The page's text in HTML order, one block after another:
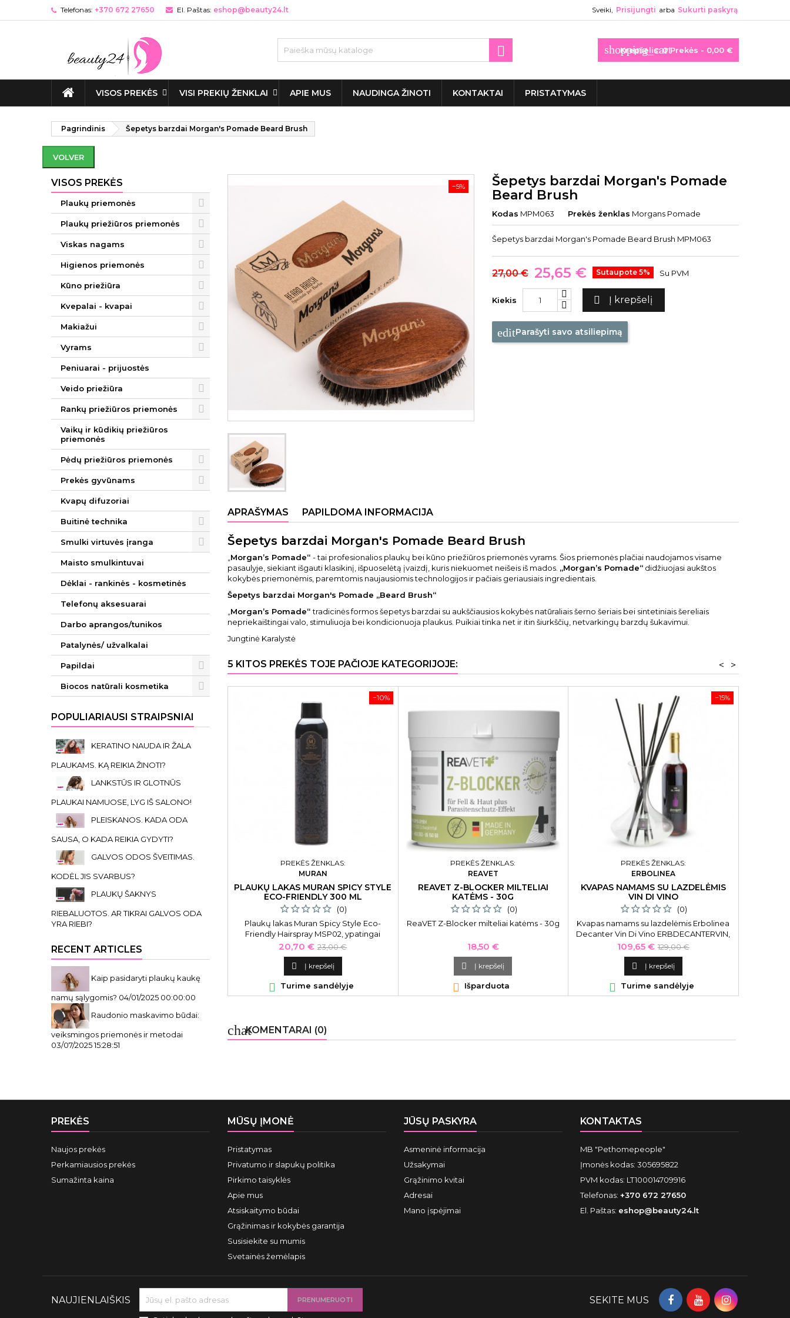
Telefonas: +370 672 27650 El. Paštas: eshop@beauty24.lt Sveiki, Prisijungti arba Sukurti paskyrą
shopping_cart
Krepšelis: 0Prekės - 0,00 €

VISOS PREKĖS VISI PREKIŲ ŽENKLAI APIE MUS NAUDINGA ŽINOTI KONTAKTAI PRISTATYMAS
Pagrindinis Šepetys barzdai Morgan's Pomade Beard Brush
VOLVER
VISOS PREKĖS
Plaukų priemonės
Plaukų priežiūros priemonės
Viskas nagams
Higienos priemonės
Kūno priežiūra
Kvepalai - kvapai
Makiažui
Vyrams
Peniuarai - prijuostės
Veido priežiūra
Rankų priežiūros priemonės
Vaikų ir kūdikių priežiūros
priemonės
Pėdų priežiūros priemonės
Prekės gyvūnams
Kvapų difuzoriai
Buitinė technika
Smulki virtuvės įranga
Maisto smulkintuvai
Dėklai - rankinės - kosmetinės
Telefonų aksesuarai
Darbo aprangos/tunikos
Patalynės/ užvalkalai
Papildai
Biocos natūrali kosmetika
POPULIARIAUSI STRAIPSNIAI
KERATINO NAUDA IR ŽALA
PLAUKAMS. KĄ REIKIA ŽINOTI?
LANKSTŪS IR GLOTNŪS
PLAUKAI NAMUOSE, LYG IŠ SALONO!
PLEISKANOS. KADA ODA
SAUSA, O KADA REIKIA GYDYTI?
GALVOS ODOS ŠVEITIMAS.
KODĖL JIS SVARBUS?
PLAUKŲ ŠAKNYS
RIEBALUOTOS. AR TIKRAI GALVOS ODA
YRA RIEBI?
RECENT ARTICLES
Kaip pasidaryti plaukų kaukę
namų sąlygomis? 04/01/2025 00:00:00
Raudonio maskavimo būdai:
veiksmingos priemonės ir metodai
03/07/2025 15:28:51
−5%
Šepetys barzdai Morgan's Pomade
Beard Brush
Kodas MPM063 Prekės ženklas Morgans Pomade
Šepetys barzdai Morgan's Pomade Beard Brush MPM063
27,00 € 25,65 € Sutaupote 5% Su PVM
Kiekis  Į krepšelį
editParašyti savo atsiliepimą
APRAŠYMAS PAPILDOMA INFORMACIJA
Šepetys barzdai Morgan's Pomade Beard Brush
Morgan’s Pomade“ - tai profesionalios plaukų bei kūno priežiūros priemonės vyrams. Šios priemonės plačiai naudojamos visame
pasaulyje, siekiant išgauti klasikinį, išpuoselėtą įvaizdį, kuris niekuomet neišeis iš mados. „Morgan’s Pomade“ didžiuojasi aukštos
kokybės priemonėmis, paremtomis naujausiomis technologijos ir pačiais geriausiais ingredientais.
Šepetys barzdai Morgan's Pomade „Beard Brush“
Morgan’s Pomade“tradicinės formos šepetys barzdai su aukščiausios kokybės natūraliais šerno šeriais bei sintetiniais šereliais
nepriekaištingai valo, stimuliuoja bei kondicionuoja plaukus. Puikiai tinka net ir itin šiurkščių, netvarkingų barzdų šukavimui.
Jungtinė Karalystė
5 KITOS PREKĖS TOJE PAČIOJE KATEGORIJOJE: >
<
−10%
PREKĖS ŽENKLAS:
MURAN
PLAUKŲ LAKAS MURAN SPICY STYLE
ECO-FRIENDLY 300 ML
(0)
Plaukų lakas Muran Spicy Style Eco-
Friendly Hairspray MSP02, ypatingai
stiprios fiksacijos, 300 ml
Kaina
20,70 € Bazinė
kaina
23,00 €
 Į krepšelį
 Turime sandėlyje
PREKĖS ŽENKLAS:
REAVET
REAVET Z-BLOCKER MILTELIAI
KATĖMS - 30G
(0)
ReaVET Z-Blocker milteliai katėms - 30g
Kaina
18,50 €
 Į krepšelį
 Išparduota
−15%
PREKĖS ŽENKLAS:
ERBOLINEA
KVAPAS NAMAMS SU LAZDELĖMIS
VIN DI VINO
(0)
Kvapas namams su lazdelėmis Erbolinea
Decanter Vin Di Vino ERBDECANTERVIN,
750 ml
Kaina
109,65 € Bazinė
kaina
129,00 €
 Į krepšelį
 Turime sandėlyje
chatKOMENTARAI (0)
PREKĖS
Naujos prekės
Perkamiausios prekės
Sumažinta kaina
MŪSŲ ĮMONĖ
Pristatymas
Privatumo ir slapukų politika
Pirkimo taisyklės
Apie mus
Atsiskaitymo būdai
Grąžinimas ir kokybės garantija
Susisiekite su mumis
Svetainės žemėlapis
JŪSŲ PASKYRA
Asmeninė informacija
Užsakymai
Grąžinimo kvitai
Adresai
Mano įspėjimai
KONTAKTAS
MB "Pethomepeople"
Įmonės kodas: 305695822
PVM kodas: LT100014709916
Telefonas: +370 672 27650
El. Paštas: eshop@beauty24.lt
NAUJIENLAIŠKIS SEKITE MUS